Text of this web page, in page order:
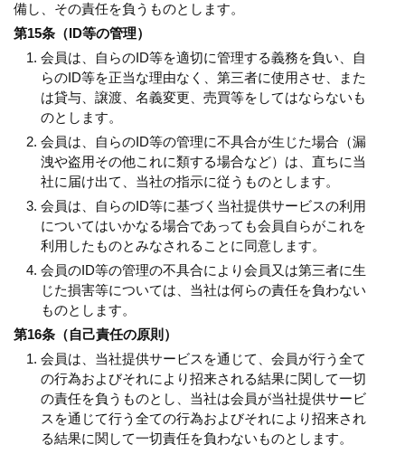
備し、その責任を負うものとします。
第15条（ID等の管理）
会員は、自らのID等を適切に管理する義務を負い、自
らのID等を正当な理由なく、第三者に使用させ、また
は貸与、譲渡、名義変更、売買等をしてはならないも
のとします。
会員は、自らのID等の管理に不具合が生じた場合（漏
洩や盗用その他これに類する場合など）は、直ちに当
社に届け出て、当社の指示に従うものとします。
会員は、自らのID等に基づく当社提供サービスの利用
についてはいかなる場合であっても会員自らがこれを
利用したものとみなされることに同意します。
会員のID等の管理の不具合により会員又は第三者に生
じた損害等については、当社は何らの責任を負わない
ものとします。
第16条（自己責任の原則）
会員は、当社提供サービスを通じて、会員が行う全て
の行為およびそれにより招来される結果に関して一切
の責任を負うものとし、当社は会員が当社提供サービ
スを通じて行う全ての行為およびそれにより招来され
る結果に関して一切責任を負わないものとします。